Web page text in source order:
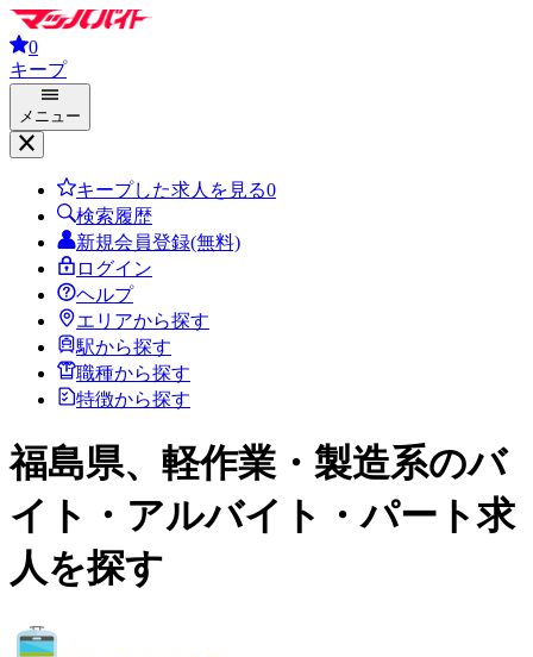
0
キープ
メニュー
キープした求人を見る0
検索履歴
新規会員登録(無料)
ログイン
ヘルプ
エリアから探す
駅から探す
職種から探す
特徴から探す
福島県、軽作業・製造系のバ
イト・アルバイト・パート求
人を探す